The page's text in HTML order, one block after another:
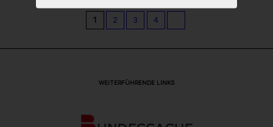
1 2 3 4
WEITERFÜHRENDE LINKS